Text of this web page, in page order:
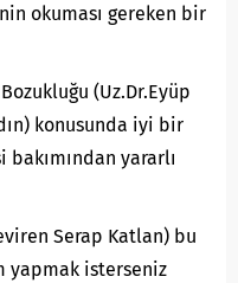
okuması gereken bir
(Uz.Dr.Eyüp
konusunda iyi bir
yararlı
Serap Katlan) bu
yapmak isterseniz